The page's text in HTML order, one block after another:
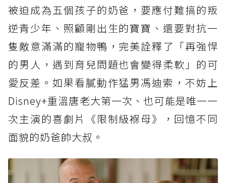
被迫成為五個孩子的奶爸，要應付難搞的叛
逆青少年、照顧剛出生的寶寶、還要對抗一
隻敵意滿滿的寵物鴨，完美詮釋了「再強悍
的男人，遇到育兒問題也會變得柔軟」的可
愛反差。如果看膩動作猛男馮迪索，不妨上
Disney+重溫唐老大第一次、也可能是唯一一
次主演的喜劇片《限制級褓母》，回憶不同
面貌的奶爸帥大叔。